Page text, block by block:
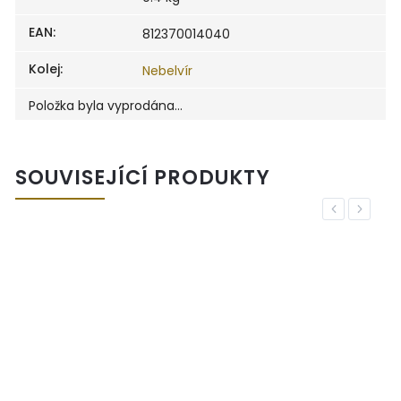
EAN:
812370014040
Kolej:
Nebelvír
Položka byla vyprodána…
SOUVISEJÍCÍ PRODUKTY
Previous
Next